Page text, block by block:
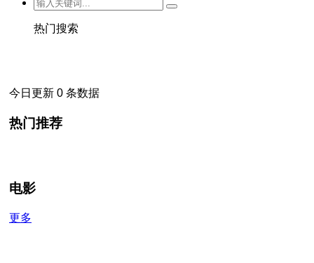
热门搜索
今日更新 0 条数据
热门推荐
电影
更多